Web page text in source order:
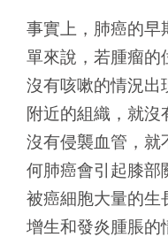
事實上，肺癌的早
單來說，若腫瘤的
沒有咳嗽的情況出
附近的組織，就沒
沒有侵襲血管，就
何肺癌會引起膝部
被癌細胞大量的生
增生和發炎腫脹的